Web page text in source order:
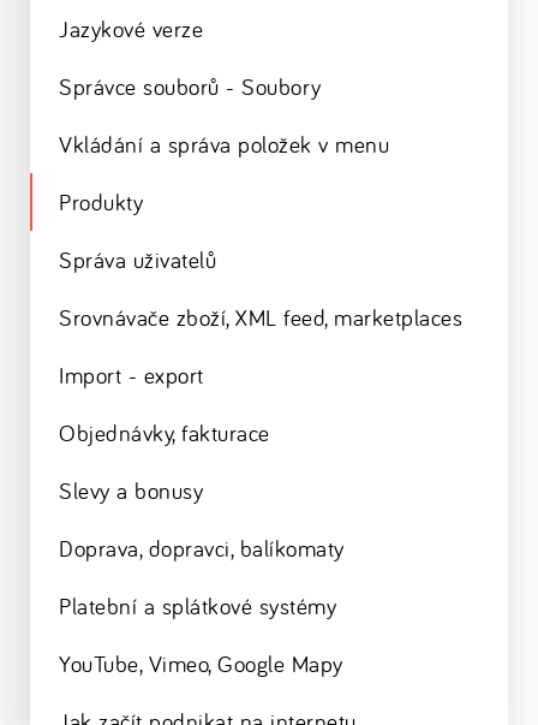
Jazykové verze
Správce souborů - Soubory
Vkládání a správa položek v menu
Produkty
Správa uživatelů
Srovnávače zboží, XML feed, marketplaces
Import - export
Objednávky, fakturace
Slevy a bonusy
Doprava, dopravci, balíkomaty
Platební a splátkové systémy
YouTube, Vimeo, Google Mapy